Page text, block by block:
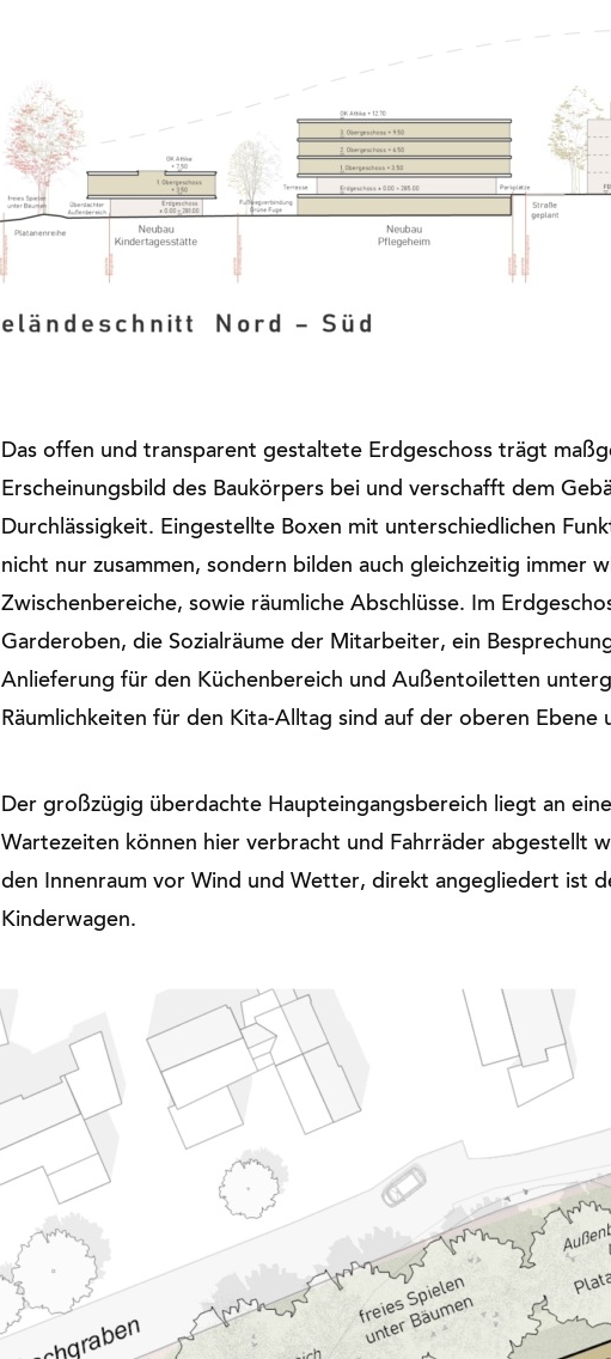
Das offen und transparent gestaltete Erdgeschoss trägt
Erscheinungsbild des Baukörpers bei und verschafft dem
Durchlässigkeit. Eingestellte Boxen mit unterschiedlichen
nicht nur zusammen, sondern bilden auch gleichzeitig immer
Zwischenbereiche, sowie räumliche Abschlüsse. Im
Garderoben, die Sozialräume der Mitarbeiter, ein
Anlieferung für den Küchenbereich und Außentoiletten
Räumlichkeiten für den Kita-Alltag sind auf der oberen Ebene
Der großzügig überdachte Haupteingangsbereich liegt an
Wartezeiten können hier verbracht und Fahrräder abgestellt
den Innenraum vor Wind und Wetter, direkt angegliedert ist
Kinderwagen.